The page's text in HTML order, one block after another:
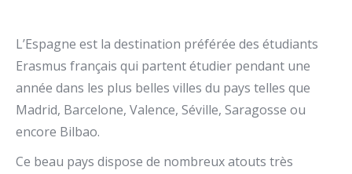
L’Espagne est la destination préférée des étudiants
Erasmus français qui partent étudier pendant une
année dans les plus belles villes du pays telles que
Madrid, Barcelone, Valence, Séville, Saragosse ou
encore Bilbao.
Ce beau pays dispose de nombreux atouts très